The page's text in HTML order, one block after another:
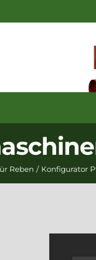
Reben / Konfigurator